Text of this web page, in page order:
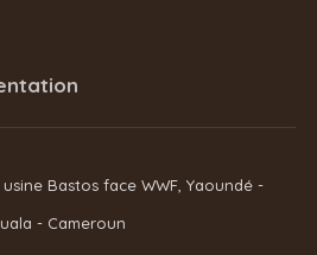
usine Bastos face WWF, Yaoundé -
- Cameroun